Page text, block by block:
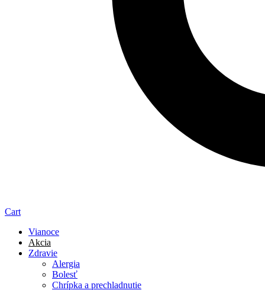
Cart
Vianoce
Akcia
Zdravie
Alergia
Bolesť
Chrípka a prechladnutie